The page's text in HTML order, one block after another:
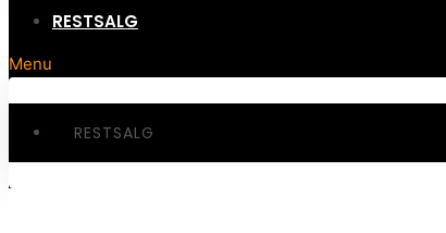
RESTSALG
Menu
RESTSALG